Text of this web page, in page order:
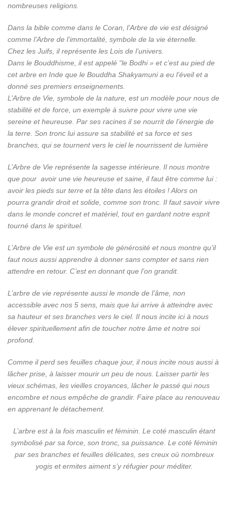
nombreuses religions.
Dans la bible comme dans le Coran, l’Arbre de vie est désigné
comme l’Arbre de l’immortalité, symbole de la vie éternelle.
Chez les Juifs, il représente les Lois de l’univers.
Dans le Bouddhisme, il est appelé “le Bodhi » et c’est au pied de
cet arbre en Inde que le Bouddha Shakyamuni a eu l’éveil et a
donné ses premiers enseignements.
L’Arbre de Vie, symbole de la nature, est un modèle pour nous de
stabilité et de force, un exemple à suivre pour vivre une vie
sereine et heureuse. Par ses racines il se nourrit de l’énergie de
la terre. Son tronc lui assure sa stabilité et sa force et ses
branches, qui se tournent vers le ciel le nourrissent de lumière
L’Arbre de Vie représente la sagesse intérieure. Il nous montre
que pour avoir une vie heureuse et saine, il faut être comme lui :
avoir les pieds sur terre et la tête dans les étoiles ! Alors on
pourra grandir droit et solide, comme son tronc. Il faut savoir vivre
dans le monde concret et matériel, tout en gardant notre esprit
tourné dans le spirituel.
L’Arbre de Vie est un symbole de générosité et nous montre qu’il
faut nous aussi apprendre à donner sans compter et sans rien
attendre en retour. C’est en donnant que l’on grandit.
L’arbre de vie représente aussi le monde de l’âme, non
accessible avec nos 5 sens, mais que lui arrive à atteindre avec
sa hauteur et ses branches vers le ciel. Il nous incite ici à nous
élever spirituellement afin de toucher notre âme et notre soi
profond.
Comme il perd ses feuilles chaque jour, il nous incite nous aussi à
lâcher prise, à laisser mourir un peu de nous. Laisser partir les
vieux schémas, les vieilles croyances, lâcher le passé qui nous
encombre et nous empêche de grandir. Faire place au renouveau
en apprenant le détachement.
L’arbre est à la fois masculin et féminin. Le coté masculin étant
symbolisé par sa force, son tronc, sa puissance. Le coté féminin
par ses branches et feuilles délicates, ses creux où nombreux
yogis et ermites aiment s’y réfugier pour méditer.